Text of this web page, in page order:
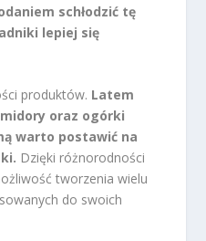
schłodzić tę
lepiej się
produktów. Latem
oraz ogórki
warto postawić na
Dzięki różnorodności
tworzenia wielu
do swoich